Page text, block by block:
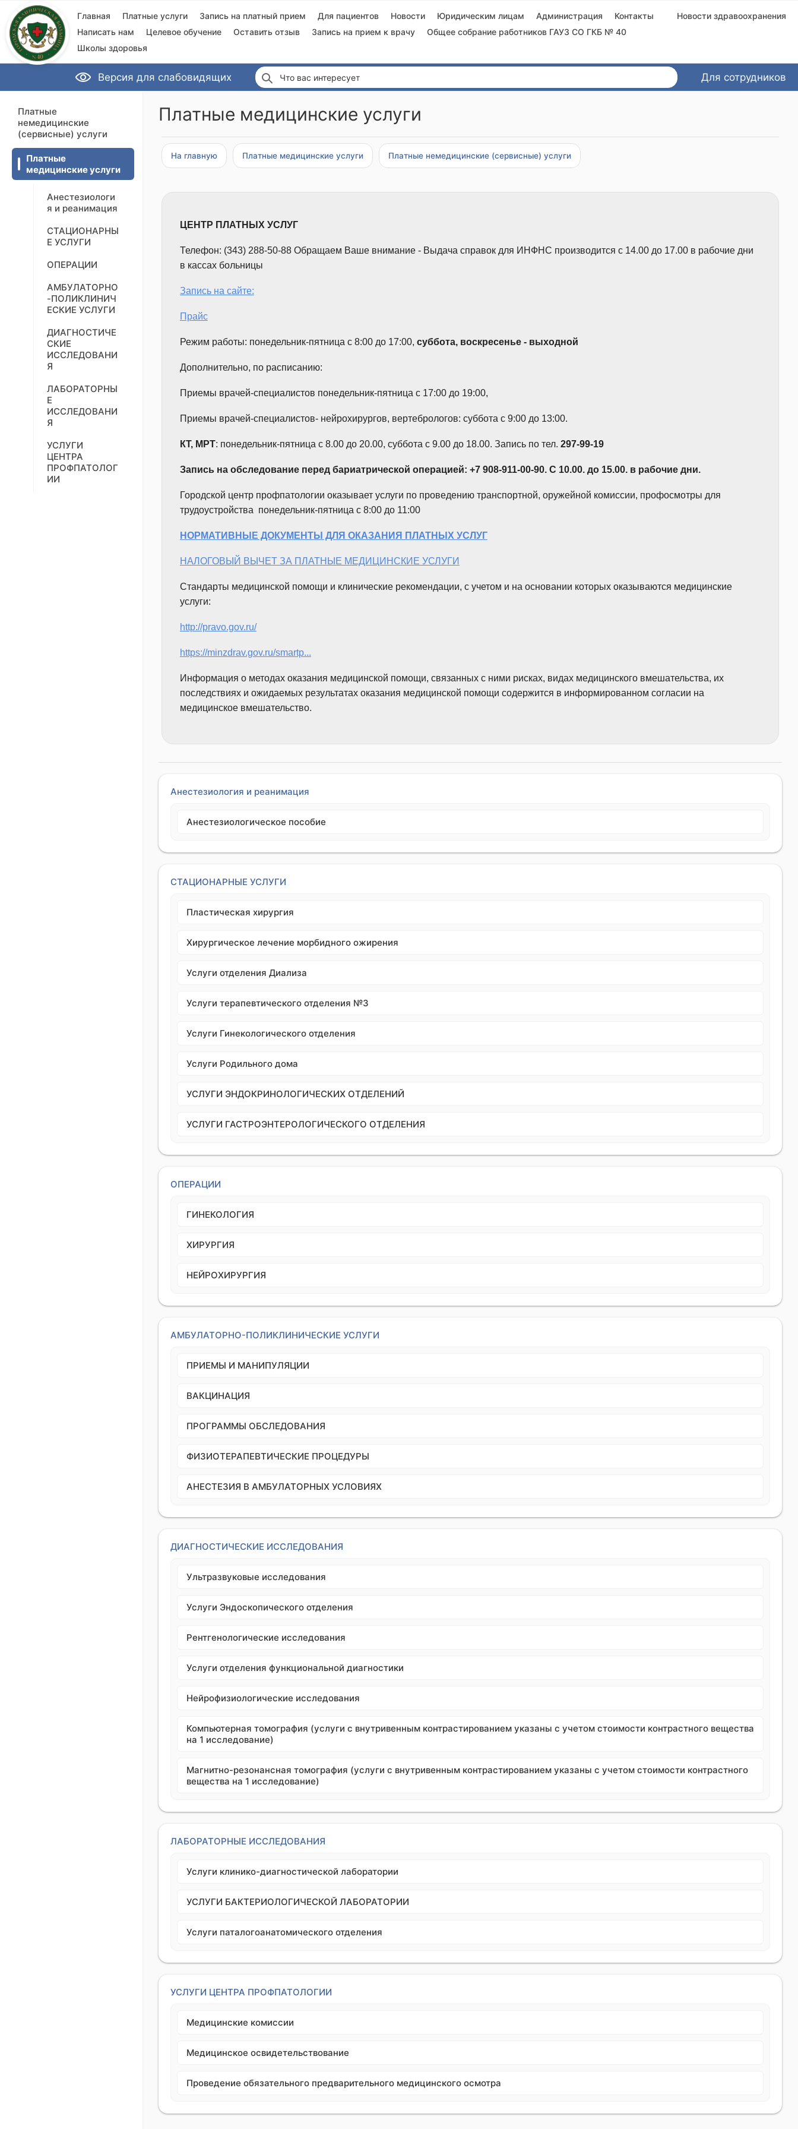
Главная Платные услуги Запись на платный прием Для пациентов Новости Юридическим лицам Администрация
Контакты
Написать нам
Целевое обучение Оставить отзыв Запись на прием к врачу
Общее собрание работников ГАУЗ СО ГКБ № 40
Школы здоровья
Новости здравоохранения
Версия для слабовидящих Что вас интересует Для сотрудников
Платные
немедицинские
(сервисные) услуги
Платные
медицинские услуги
Анестезиологи
я и реанимация
СТАЦИОНАРНЫ
Е УСЛУГИ
ОПЕРАЦИИ
АМБУЛАТОРНО
-ПОЛИКЛИНИЧ
ЕСКИЕ УСЛУГИ
ДИАГНОСТИЧЕ
СКИЕ
ИССЛЕДОВАНИ
Я
ЛАБОРАТОРНЫ
Е
ИССЛЕДОВАНИ
Я
УСЛУГИ
ЦЕНТРА
ПРОФПАТОЛОГ
ИИ
Платные медицинские услуги
На главную Платные медицинские услуги Платные немедицинские (сервисные) услуги
ЦЕНТР ПЛАТНЫХ УСЛУГ
Телефон: (343) 288-50-88 Обращаем Ваше внимание - Выдача справок для ИНФНС производится с 14.00 до 17.00 в рабочие дни
в кассах больницы
Запись на сайте:
Прайс
Режим работы: понедельник-пятница c 8:00 до 17:00, суббота, воскресенье - выходной
Дополнительно, по расписанию:
Приемы врачей-специалистов понедельник-пятница с 17:00 до 19:00,
Приемы врачей-специалистов- нейрохирургов, вертебрологов: суббота с 9:00 до 13:00.
КТ, МРТ: понедельник-пятница с 8.00 до 20.00, суббота с 9.00 до 18.00. Запись по тел. 297-99-19
Запись на обследование перед бариатрической операцией: +7 908-911-00-90. С 10.00. до 15.00. в рабочие дни.
Городской центр профпатологии оказывает услуги по проведению транспортной, оружейной комиссии, профосмотры для
трудоустройства понедельник-пятница с 8:00 до 11:00
НОРМАТИВНЫЕ ДОКУМЕНТЫ ДЛЯ ОКАЗАНИЯ ПЛАТНЫХ УСЛУГ
НАЛОГОВЫЙ ВЫЧЕТ ЗА ПЛАТНЫЕ МЕДИЦИНСКИЕ УСЛУГИ
Стандарты медицинской помощи и клинические рекомендации, с учетом и на основании которых оказываются медицинские
услуги:
http://pravo.gov.ru/
https://minzdrav.gov.ru/smartp...
Информация о методах оказания медицинской помощи, связанных с ними рисках, видах медицинского вмешательства, их
последствиях и ожидаемых результатах оказания медицинской помощи содержится в информированном согласии на
медицинское вмешательство.
Анестезиология и реанимация
Анестезиологическое пособие
СТАЦИОНАРНЫЕ УСЛУГИ
Пластическая хирургия
Хирургическое лечение морбидного ожирения
Услуги отделения Диализа
Услуги терапевтического отделения №3
Услуги Гинекологического отделения
Услуги Родильного дома
УСЛУГИ ЭНДОКРИНОЛОГИЧЕСКИХ ОТДЕЛЕНИЙ
УСЛУГИ ГАСТРОЭНТЕРОЛОГИЧЕСКОГО ОТДЕЛЕНИЯ
ОПЕРАЦИИ
ГИНЕКОЛОГИЯ
ХИРУРГИЯ
НЕЙРОХИРУРГИЯ
АМБУЛАТОРНО-ПОЛИКЛИНИЧЕСКИЕ УСЛУГИ
ПРИЕМЫ И МАНИПУЛЯЦИИ
ВАКЦИНАЦИЯ
ПРОГРАММЫ ОБСЛЕДОВАНИЯ
ФИЗИОТЕРАПЕВТИЧЕСКИЕ ПРОЦЕДУРЫ
АНЕСТЕЗИЯ В АМБУЛАТОРНЫХ УСЛОВИЯХ
ДИАГНОСТИЧЕСКИЕ ИССЛЕДОВАНИЯ
Ультразвуковые исследования
Услуги Эндоскопического отделения
Рентгенологические исследования
Услуги отделения функциональной диагностики
Нейрофизиологические исследования
Компьютерная томография (услуги с внутривенным контрастированием указаны с учетом стоимости контрастного вещества
на 1 исследование)
Магнитно-резонансная томография (услуги с внутривенным контрастированием указаны с учетом стоимости контрастного
вещества на 1 исследование)
ЛАБОРАТОРНЫЕ ИССЛЕДОВАНИЯ
Услуги клинико-диагностической лаборатории
УСЛУГИ БАКТЕРИОЛОГИЧЕСКОЙ ЛАБОРАТОРИИ
Услуги паталогоанатомического отделения
УСЛУГИ ЦЕНТРА ПРОФПАТОЛОГИИ
Медицинские комиссии
Медицинское освидетельствование
Проведение обязательного предварительного медицинского осмотра